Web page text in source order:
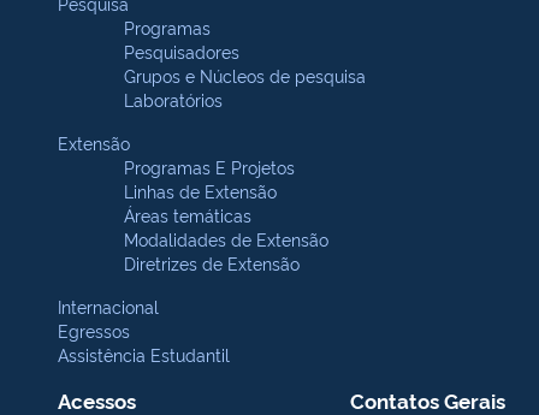
Programas
Pesquisadores
Grupos e Núcleos de pesquisa
Laboratórios
Extensão
Programas E Projetos
Linhas de Extensão
Áreas temáticas
Modalidades de Extensão
Diretrizes de Extensão
Internacional
Egressos
Assistência Estudantil
Acessos Contatos Gerais